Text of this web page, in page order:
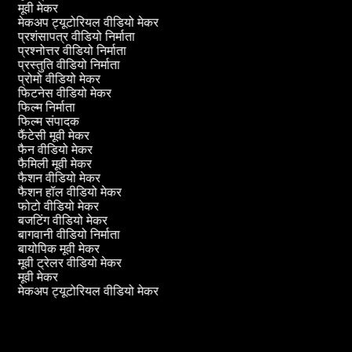
मूवी मेकर
मेकअप ट्यूटोरियल वीडियो मेकर
प्रशंसापत्र वीडियो निर्माता
प्रश्नोत्तर वीडियो निर्माता
प्रस्तुति वीडियो निर्माता
प्रोमो वीडियो मेकर
फिटनेस वीडियो मेकर
फिल्म निर्माता
फिल्म संपादक
फैंटेसी मूवी मेकर
फैन वीडियो मेकर
फैमिली मूवी मेकर
फैशन वीडियो मेकर
फैशन हॉल वीडियो मेकर
फोटो वीडियो मेकर
बजटिंग वीडियो मेकर
बागवानी वीडियो निर्माता
बायोपिक मूवी मेकर
मूवी ट्रेलर वीडियो मेकर
मूवी मेकर
मेकअप ट्यूटोरियल वीडियो मेकर